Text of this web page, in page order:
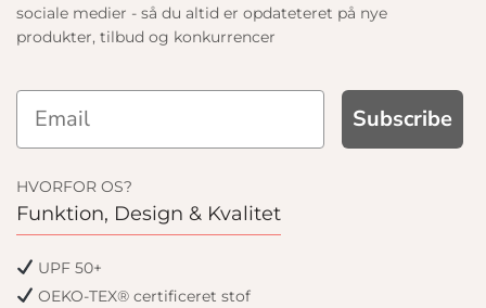
sociale medier - så du altid er opdateteret på nye
produkter, tilbud og konkurrencer
Subscribe
HVORFOR OS?
Funktion, Design & Kvalitet
UPF 50+
OEKO-TEX® certificeret stof